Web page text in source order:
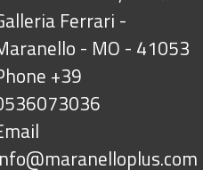
Ferrari -
- MO - 41053
+39